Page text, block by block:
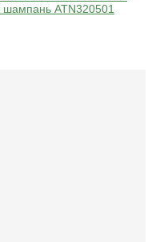
шампань ATN320501